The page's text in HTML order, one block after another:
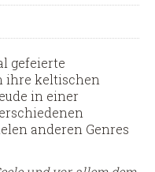
gefeierte
ihre keltischen
in einer
anderen Genres